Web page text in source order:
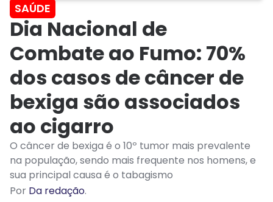
SAÚDE
Dia Nacional de
Combate ao Fumo: 70%
dos casos de câncer de
bexiga são associados
ao cigarro
O câncer de bexiga é o 10º tumor mais prevalente
na população, sendo mais frequente nos homens, e
sua principal causa é o tabagismo
Por Da redação.